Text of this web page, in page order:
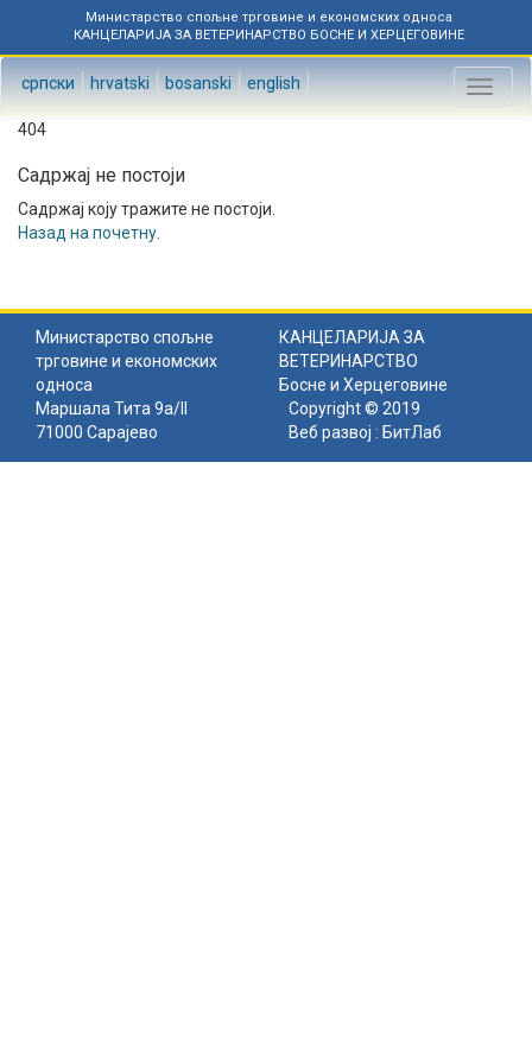
Министарство спољне трговине и економских односа
КАНЦЕЛАРИЈА ЗА ВЕТЕРИНАРСТВО БОСНЕ И ХЕРЦЕГОВИНЕ
српски hrvatski bosanski english
Toggle
404
Садржај не постоји
Садржај коју тражите не постоји.
Назад на почетну
Министарство спољне
трговине и економских
односа
КАНЦЕЛАРИЈА ЗА
ВЕТЕРИНАРСТВО
Босне и Херцеговине
Маршала Тита 9а/II
71000 Сарајево
Copyright © 2019
Веб развој : БитЛаб